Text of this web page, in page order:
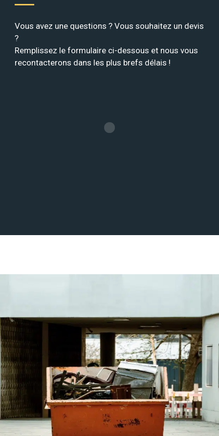
Vous avez une questions ? Vous souhaitez un devis
?
Remplissez le formulaire ci-dessous et nous vous
recontacterons dans les plus brefs délais !